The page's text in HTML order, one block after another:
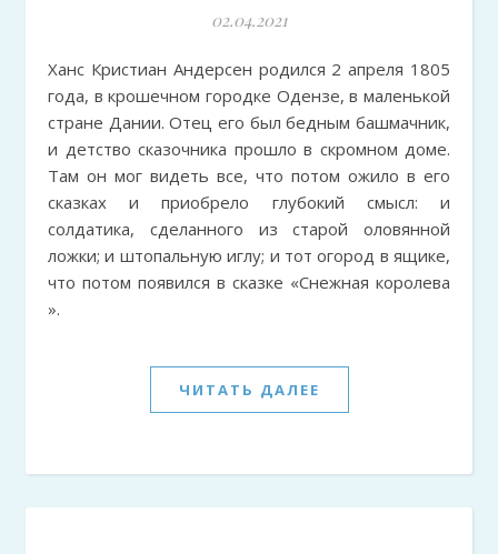
02.04.2021
Ханс Кристиан Андерсен родился 2 апреля 1805
года, в крошечном городке Одензе, в маленькой
стране Дании. Отец его был бедным башмачник,
и детство сказочника прошло в скромном доме.
Там он мог видеть все, что потом ожило в его
сказках и приобрело глубокий смысл: и
солдатика, сделанного из старой оловянной
ложки; и штопальную иглу; и тот огород в ящике,
что потом появился в сказке «Снежная королева
».
ЧИТАТЬ ДАЛЕЕ